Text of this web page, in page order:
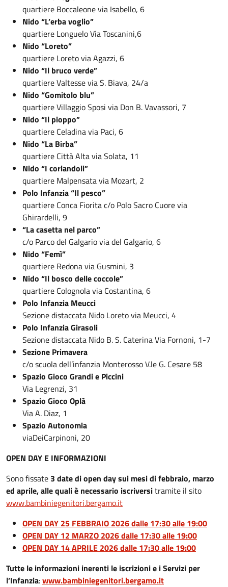
quartiere Boccaleone via Isabello, 6
Nido “L’erba voglio”
quartiere Longuelo Via Toscanini,6
Nido “Loreto”
quartiere Loreto via Agazzi, 6
Nido “Il bruco verde”
quartiere Valtesse via S. Biava, 24/a
Nido “Gomitolo blu”
quartiere Villaggio Sposi via Don B. Vavassori, 7
Nido “Il pioppo”
quartiere Celadina via Paci, 6
Nido “La Birba”
quartiere Città Alta via Solata, 11
Nido “I coriandoli”
quartiere Malpensata via Mozart, 2
Polo Infanzia “Il pesco”
quartiere Conca Fiorita c/o Polo Sacro Cuore via
Ghirardelli, 9
“La casetta nel parco”
c/o Parco del Galgario via del Galgario, 6
Nido “Femì”
quartiere Redona via Gusmini, 3
Nido “Il bosco delle coccole”
quartiere Colognola via Costantina, 6
Polo Infanzia Meucci
Sezione distaccata Nido Loreto via Meucci, 4
Polo Infanzia Girasoli
Sezione distaccata Nido B. S. Caterina Via Fornoni, 1-7
Sezione Primavera
c/o scuola dell’infanzia Monterosso V.le G. Cesare 58
Spazio Gioco Grandi e Piccini
Via Legrenzi, 31
Spazio Gioco Oplà
Via A. Diaz, 1
Spazio Autonomia
viaDeiCarpinoni, 20
OPEN DAY E INFORMAZIONI
Sono fissate 3 date di open day sui mesi di febbraio, marzo
ed aprile, alle quali è necessario iscriversitramite il sito
www.bambiniegenitori.bergamo.it
OPEN DAY 25 FEBBRAIO 2026 dalle 17:30 alle 19:00
OPEN DAY 12 MARZO 2026 dalle 17:30 alle 19:00
OPEN DAY 14 APRILE 2026 dalle 17:30 alle 19:00
Tutte le informazioni inerenti le iscrizioni e i Servizi per
l’Infanzia:www.bambiniegenitori.bergamo.it